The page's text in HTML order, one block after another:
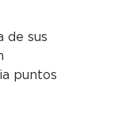
de sus
puntos